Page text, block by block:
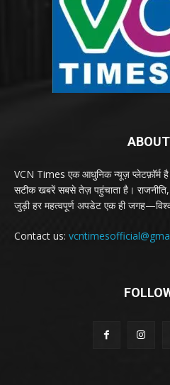
VCN Times एक आधुनिक न्यूज़ प्लेटफ़ॉर्म
सटीक खबरें सबसे तेज़ पहुंचाता है।
जुड़ी हर महत्वपूर्ण अपडेट एक ही
Contact us: